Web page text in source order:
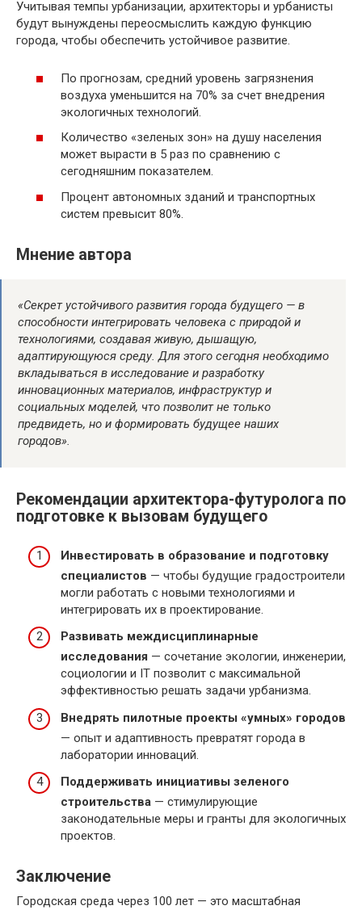
Учитывая темпы урбанизации, архитекторы и урбанисты
будут вынуждены переосмыслить каждую функцию
города, чтобы обеспечить устойчивое развитие.
По прогнозам, средний уровень загрязнения
воздуха уменьшится на 70% за счет внедрения
экологичных технологий.
Количество «зеленых зон» на душу населения
может вырасти в 5 раз по сравнению с
сегодняшним показателем.
Процент автономных зданий и транспортных
систем превысит 80%.
Мнение автора
«Секрет устойчивого развития города будущего — в
способности интегрировать человека с природой и
технологиями, создавая живую, дышащую,
адаптирующуюся среду. Для этого сегодня необходимо
вкладываться в исследование и разработку
инновационных материалов, инфраструктур и
социальных моделей, что позволит не только
предвидеть, но и формировать будущее наших
городов».
Рекомендации архитектора-футуролога по
подготовке к вызовам будущего
Инвестировать в образование и подготовку
специалистов — чтобы будущие градостроители
могли работать с новыми технологиями и
интегрировать их в проектирование.
Развивать междисциплинарные
исследования — сочетание экологии, инженерии,
социологии и IT позволит с максимальной
эффективностью решать задачи урбанизма.
Внедрять пилотные проекты «умных» городов
— опыт и адаптивность превратят города в
лаборатории инноваций.
Поддерживать инициативы зеленого
строительства — стимулирующие
законодательные меры и гранты для экологичных
проектов.
Заключение
Городская среда через 100 лет — это масштабная